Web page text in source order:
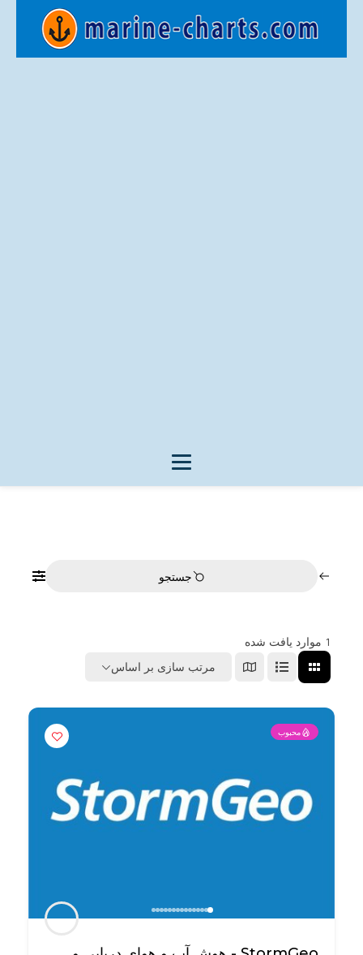
جستجو
1 موارد یافت شده
مرتب سازی بر اساس
محبوب